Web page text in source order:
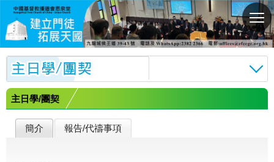
切
換
選
單
主日學/團契
簡介 報告/代禱事項